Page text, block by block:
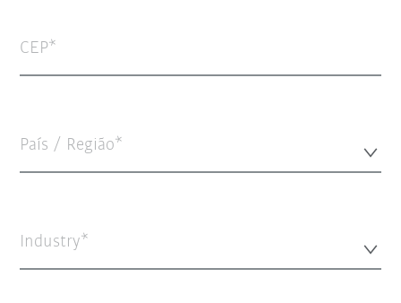
CEP
País / Região*
Industry*